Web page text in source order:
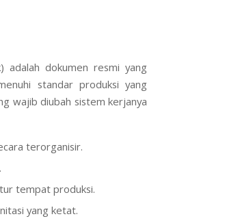
adalah dokumen resmi yang
standar produksi yang
wajib diubah sistem kerjanya
terorganisir.
tempat produksi.
yang ketat.